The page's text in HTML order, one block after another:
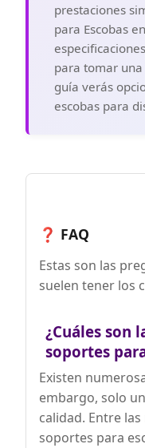
prestaciones
para Escobas
para tomar
guía verás
escobas para
❓ FAQ
Estas son las
suelen tener los
¿Cuáles son
soportes
Existen
embargo, solo
calidad. Entre
soportes para